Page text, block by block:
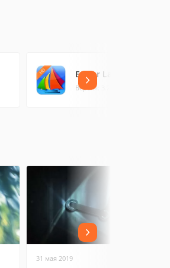
Espier Launcher HD
Версия: 3.2.1 (7.57 МБ)
31 мая 2019